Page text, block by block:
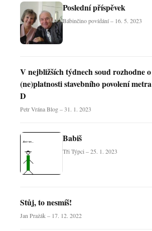
Poslední příspěvek
Bábinčino povídání – 16. 5. 2023
V nejbližších týdnech soud rozhodne o
(ne)platnosti stavebního povolení metra
D
Petr Vrána Blog – 31. 1. 2023
Babiš
Tři Týpci – 25. 1. 2023
Stůj, to nesmíš!
Jan Pražák – 17. 12. 2022